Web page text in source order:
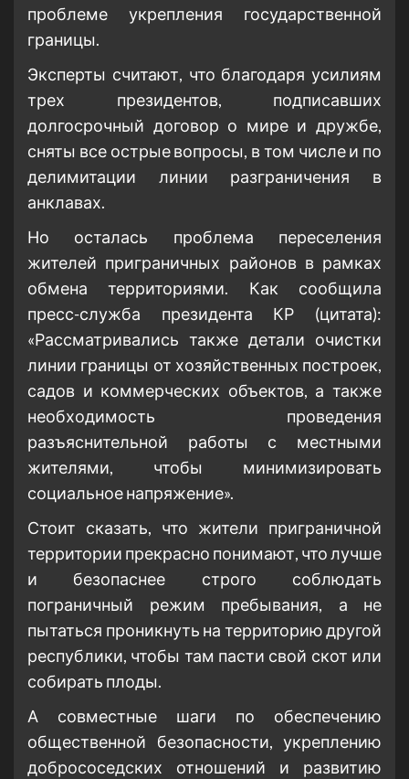
проблеме укрепления государственной
границы.
Эксперты считают, что благодаря усилиям
трех президентов, подписавших
долгосрочный договор о мире и дружбе,
сняты все острые вопросы, в том числе и по
делимитации линии разграничения в
анклавах.
Но осталась проблема переселения
жителей приграничных районов в рамках
обмена территориями. Как сообщила
пресс-служба президента КР (цитата):
«Рассматривались также детали очистки
линии границы от хозяйственных построек,
садов и коммерческих объектов, а также
необходимость проведения
разъяснительной работы с местными
жителями, чтобы минимизировать
социальное напряжение».
Стоит сказать, что жители приграничной
территории прекрасно понимают, что лучше
и безопаснее строго соблюдать
пограничный режим пребывания, а не
пытаться проникнуть на территорию другой
республики, чтобы там пасти свой скот или
собирать плоды.
А совместные шаги по обеспечению
общественной безопасности, укреплению
добрососедских отношений и развитию